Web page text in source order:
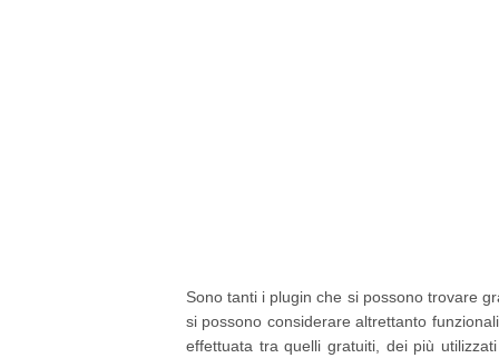
Sono tanti i plugin che si possono trovare
si possono considerare altrettanto
effettuata tra quelli gratuiti, dei più